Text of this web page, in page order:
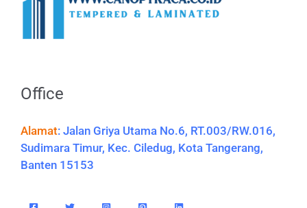
Office
Alamat: Jalan Griya Utama No.6, RT.003/RW.016,
Sudimara Timur, Kec. Ciledug, Kota Tangerang,
Banten 15153